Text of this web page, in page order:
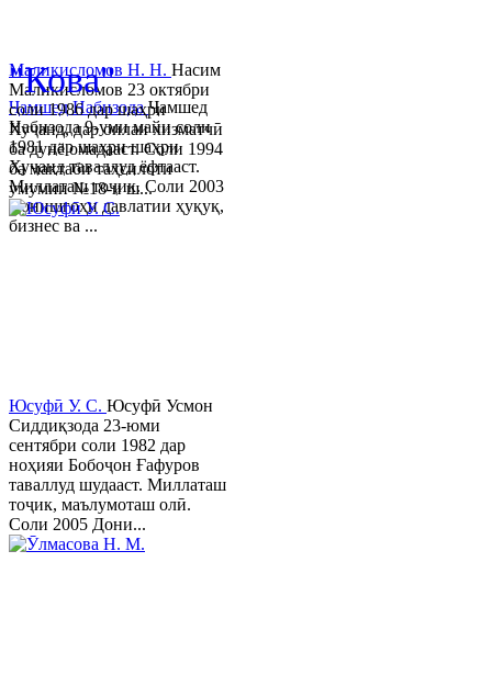
Ҷамшед НабизодаҶамшед
Набизода 9-уми майи соли
1981 дар шаҳри шаҳри
Хуҷанд таваллуд ёфтааст.
Миллаташ тоҷик. Соли 2003
Донишгоҳи давлатии ҳуқуқ,
бизнес ва ...
Маликисломов Н. Н. Насим
Маликисломов 23 октябри
соли 1986 дар шаҳри
Хуҷанд, дар оилаи хизматчӣ
ба дунё омадааст. Соли 1994
ба мактаби таҳсилоти
умумии №18-и ш...
Юсуфӣ У. C. Юсуфӣ Усмон
Сиддиқзода 23-юми
сентябри соли 1982 дар
ноҳияи Бобоҷон Ғафуров
таваллуд шудааст. Миллаташ
тоҷик, маълумоташ олӣ.
Соли 2005 Дони...
"Кова"